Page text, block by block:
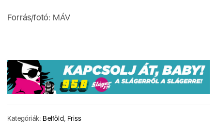
Forrás/fotó: MÁV
Kategóriák: Belföld Friss